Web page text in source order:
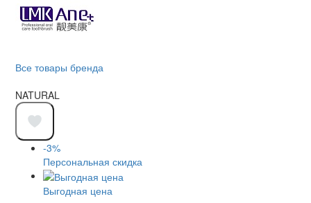
Все товары бренда
NATURAL
-3%
Персональная скидка
Выгодная цена